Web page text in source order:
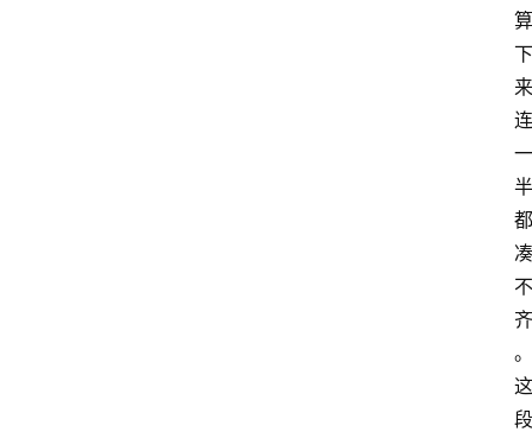
算
下
来
连
一
半
都
凑
不
齐
。
这
段